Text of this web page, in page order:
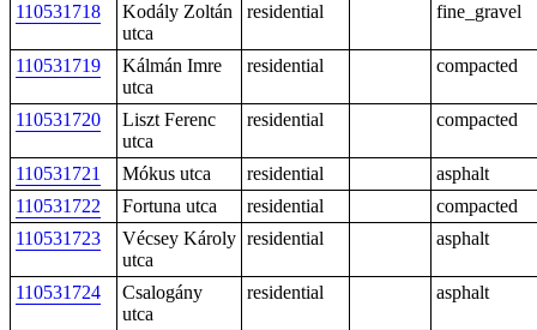
110531718
Kodály Zoltán
utca
residential fine_gravel
110531719
Kálmán Imre
utca
residential compacted
110531720
Liszt Ferenc
utca
residential compacted
110531721 Mókus utca residential
asphalt
110531722
Fortuna utca residential
compacted
110531723
Vécsey Károly
utca
residential asphalt
110531724
Csalogány
utca
residential asphalt